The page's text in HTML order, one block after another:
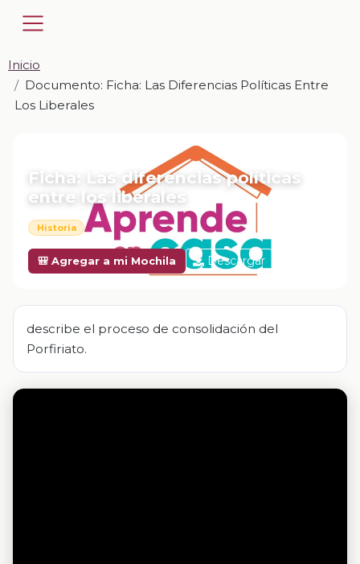
Inicio
Documento: Ficha: Las Diferencias Políticas Entre
Los Liberales
Ficha: Las diferencias políticas
entre los liberales
Historia
🎒 Agregar a mi Mochila Descargar
describe el proceso de consolidación del
Porfiriato.